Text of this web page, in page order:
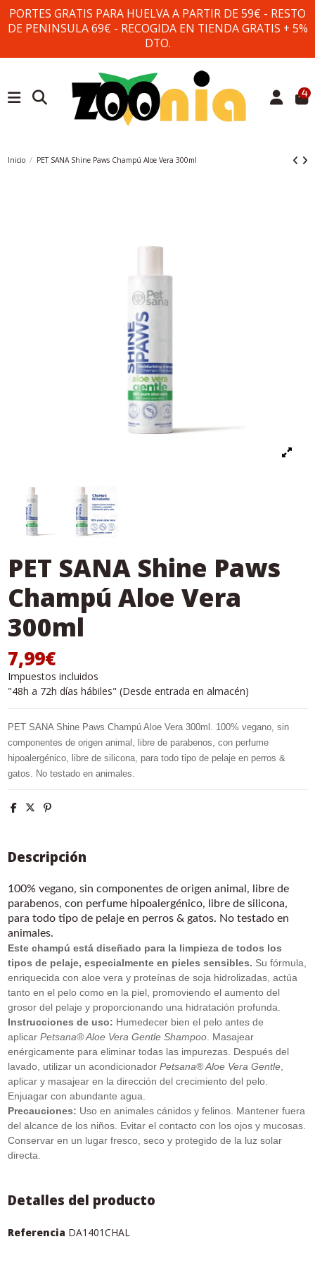
PORTES GRATIS PARA HUELVA A PARTIR DE 59€ - RESTO
DE PENINSULA 69€ - RECOGIDA EN TIENDA GRATIS + 5%
DTO.
4
Inicio PET SANA Shine Paws Champú Aloe Vera 300ml
PET SANA Shine Paws
Champú Aloe Vera
300ml
7,99€
Impuestos incluidos
"48h a 72h días hábiles" (Desde entrada en almacén)
PET SANA Shine Paws Champú Aloe Vera 300ml. 100% vegano, sin
componentes de origen animal, libre de parabenos, con perfume
hipoalergénico, libre de silicona, para todo tipo de pelaje en perros &
gatos. No testado en animales.
Descripción
100% vegano, sin componentes de origen animal, libre de
parabenos, con perfume hipoalergénico, libre de silicona,
para todo tipo de pelaje en perros & gatos. No testado en
animales.
Este champú está diseñado para la limpieza de todos los
tipos de pelaje, especialmente en pieles sensibles. Su fórmula,
enriquecida con aloe vera y proteínas de soja hidrolizadas, actúa
tanto en el pelo como en la piel, promoviendo el aumento del
grosor del pelaje y proporcionando una hidratación profunda.
Instrucciones de uso: Humedecer bien el pelo antes de
aplicar Petsana® Aloe Vera Gentle Shampoo. Masajear
enérgicamente para eliminar todas las impurezas. Después del
lavado, utilizar un acondicionador Petsana® Aloe Vera Gentle,
aplicar y masajear en la dirección del crecimiento del pelo.
Enjuagar con abundante agua.
Precauciones: Uso en animales cánidos y felinos. Mantener fuera
del alcance de los niños. Evitar el contacto con los ojos y mucosas.
Conservar en un lugar fresco, seco y protegido de la luz solar
directa.
Detalles del producto
Referencia DA1401CHAL